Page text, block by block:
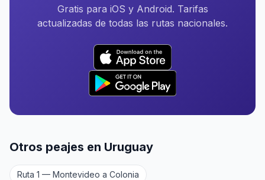
Gratis para iOS y Android. Tarifas
actualizadas de todas las rutas nacionales.
Otros peajes en Uruguay
Ruta 1 — Montevideo a Colonia